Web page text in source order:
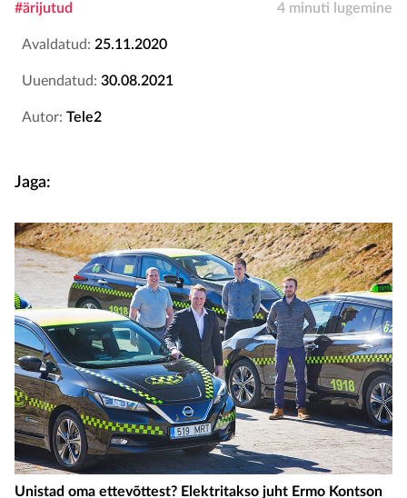
#ärijutud 4 minuti lugemine
Avaldatud: 25.11.2020
Uuendatud: 30.08.2021
Autor: Tele2
Jaga:
Unistad oma ettevõttest? Elektritakso juht Ermo Kontson